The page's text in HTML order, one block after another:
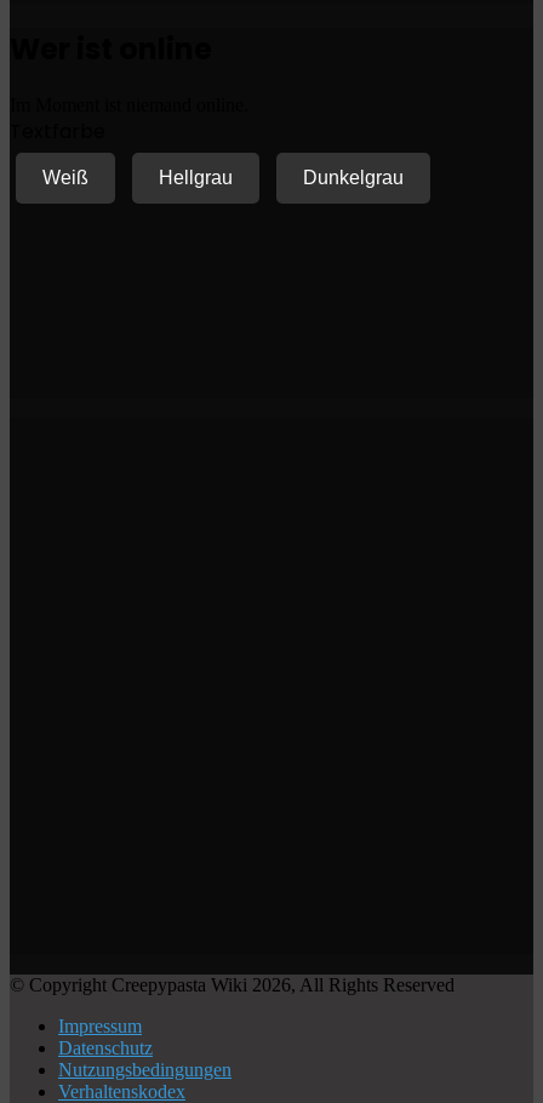
Weiß Hellgrau Dunkelgrau
© Copyright Creepypasta Wiki 2026, All Rights Reserved
Impressum
Datenschutz
Nutzungsbedingungen
Verhaltenskodex